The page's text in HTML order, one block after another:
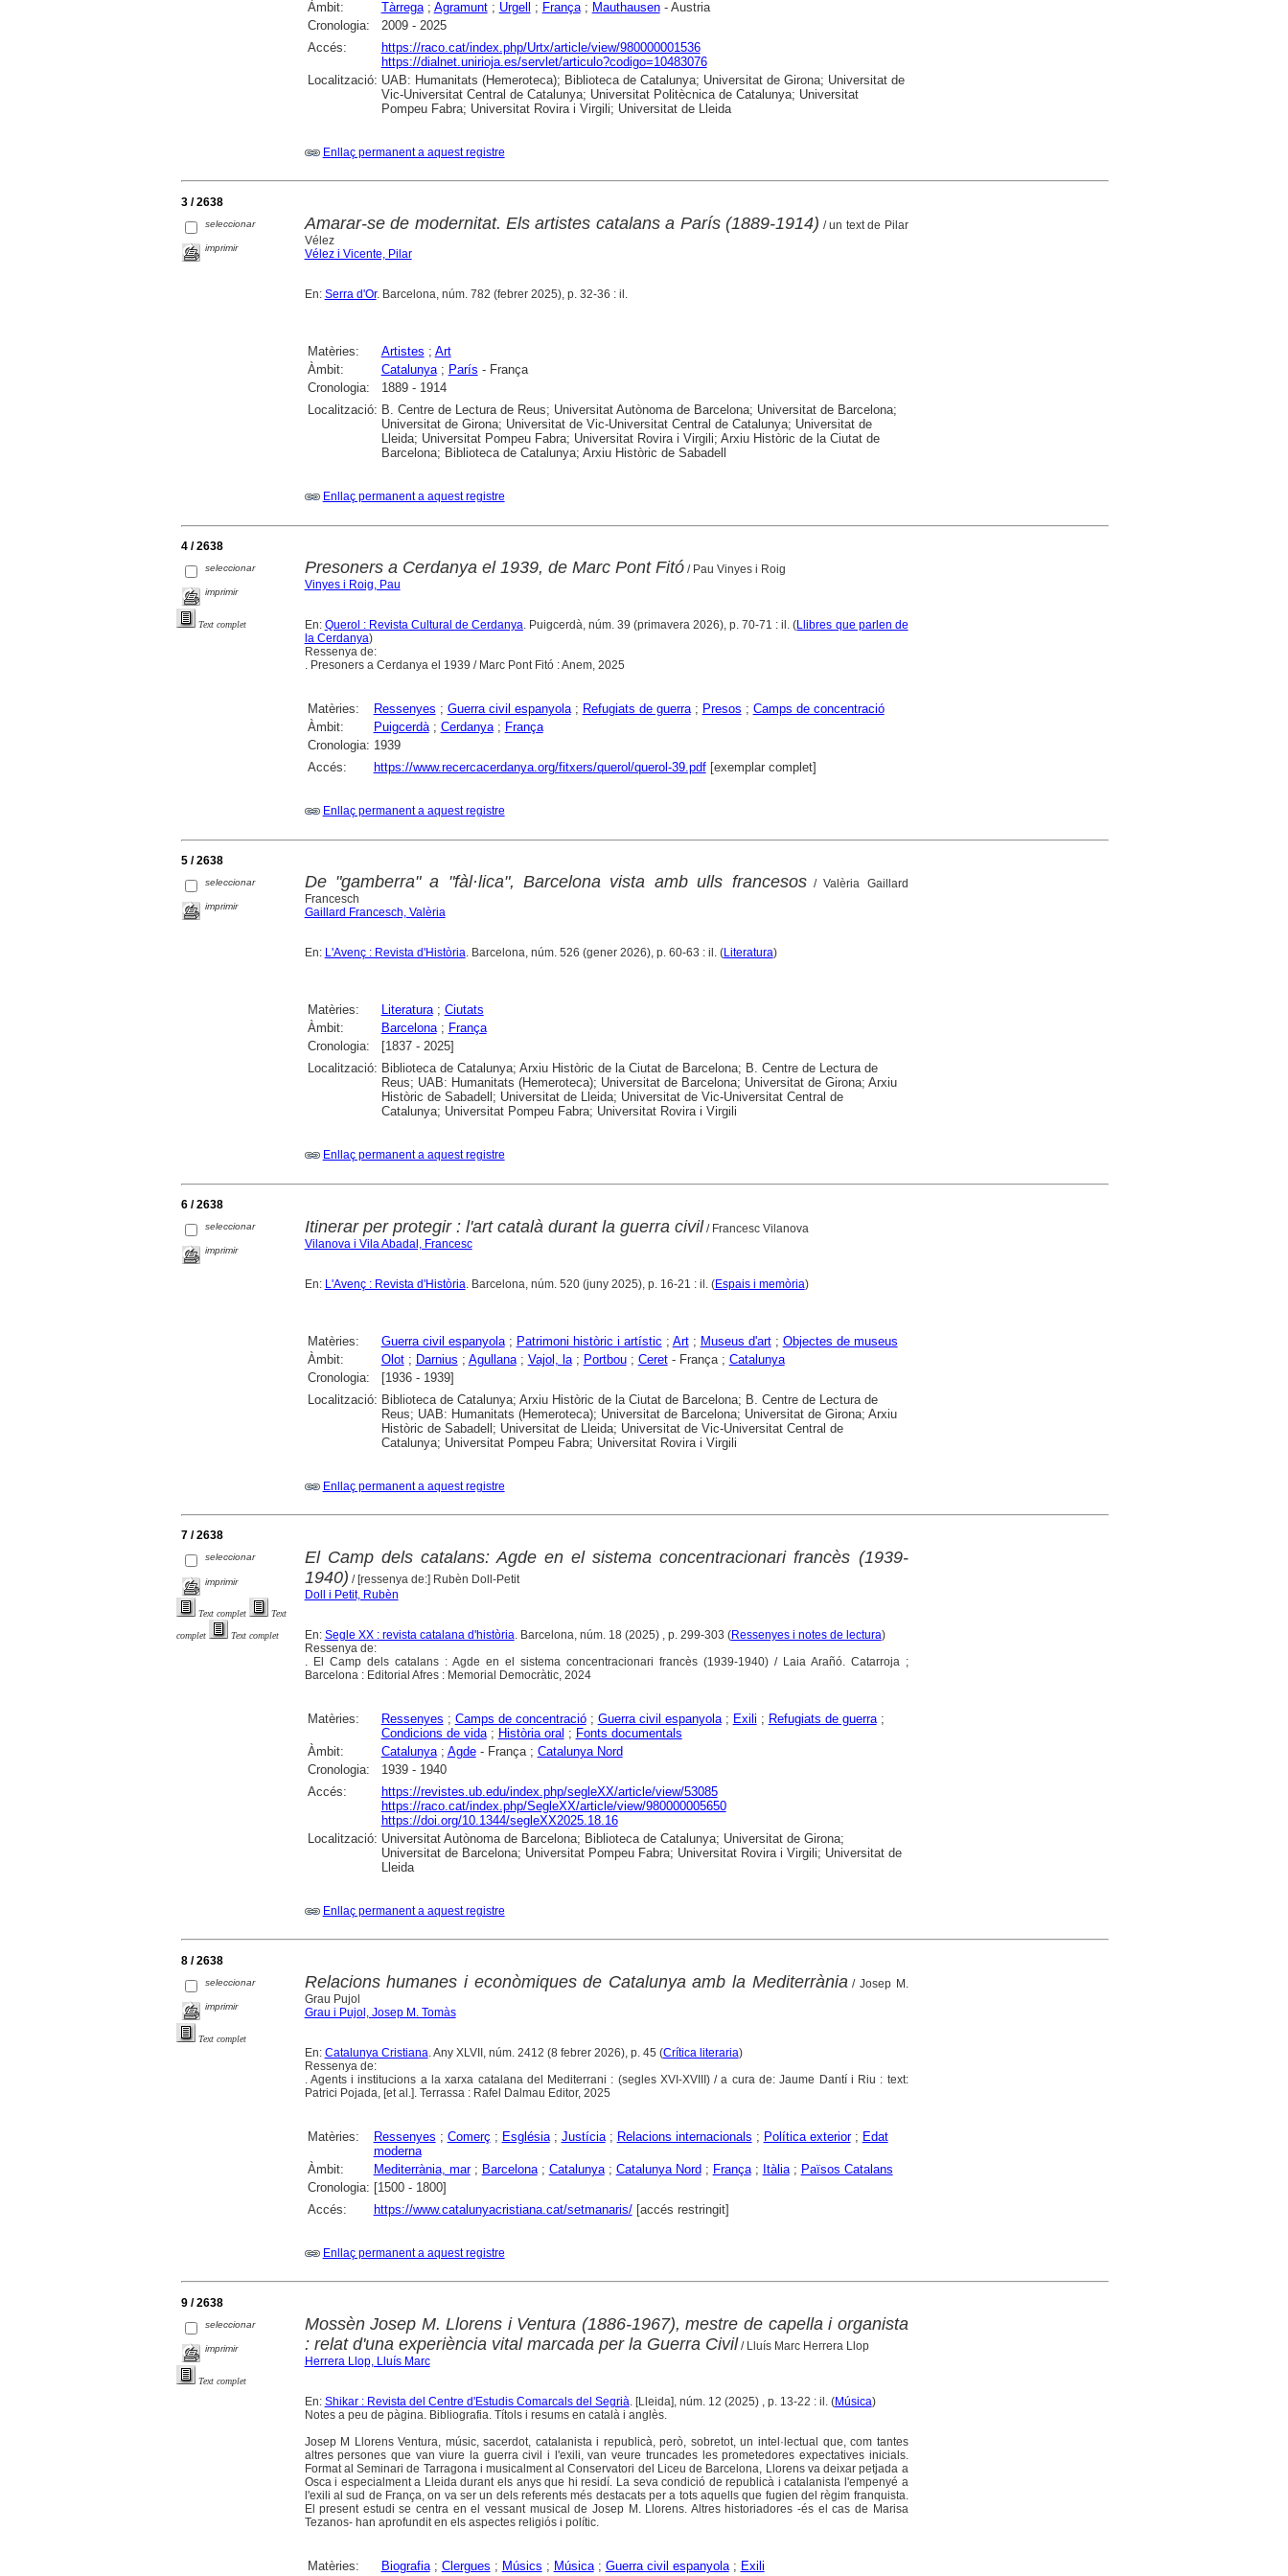
Àmbit:
Tàrrega; Agramunt; Urgell ; França; Mauthausen- Austria
Cronologia:
2009 - 2025
Accés:
https://raco.cat/index.php/Urtx/article/view/980000001536
https://dialnet.unirioja.es/servlet/articulo?codigo=10483076
Localització: UAB: Humanitats (Hemeroteca); Biblioteca de Catalunya; Universitat de Girona; Universitat de
Vic-Universitat Central de Catalunya; Universitat Politècnica de Catalunya; Universitat
Pompeu Fabra; Universitat Rovira i Virgili; Universitat de Lleida
Enllaç permanent a aquest registre
3 / 2638
seleccionar
imprimir
Amarar-se de modernitat. Els artistes catalans a París (1889-1914) / un text de Pilar
Vélez
Vélez i Vicente, Pilar
En: Serra d'Or. Barcelona, núm. 782 (febrer 2025), p. 32-36 : il.
Matèries: Artistes ; Art
Àmbit:
Catalunya; París - França
Cronologia:
1889 - 1914
Localització: B. Centre de Lectura de Reus; Universitat Autònoma de Barcelona; Universitat de Barcelona;
Universitat de Girona; Universitat de Vic-Universitat Central de Catalunya; Universitat de
Lleida; Universitat Pompeu Fabra; Universitat Rovira i Virgili; Arxiu Històric de la Ciutat de
Barcelona; Biblioteca de Catalunya; Arxiu Històric de Sabadell
Enllaç permanent a aquest registre
4 / 2638
seleccionar
imprimir
Text complet
Presoners a Cerdanya el 1939, de Marc Pont Fitó/ Pau Vinyes i Roig
Vinyes i Roig, Pau
En: Querol : Revista Cultural de Cerdanya. Puigcerdà, núm. 39 (primavera 2026), p. 70-71 : il. (Llibres que parlen de
la Cerdanya)
Ressenya de:
. Presoners a Cerdanya el 1939 / Marc Pont Fitó : Anem, 2025
Matèries: Ressenyes ; Guerra civil espanyola; Refugiats de guerra; Presos ; Camps de concentració
Àmbit:
Puigcerdà; Cerdanya; França
Cronologia: 1939
Accés:
https://www.recercacerdanya.org/fitxers/querol/querol-39.pdf[exemplar complet]
Enllaç permanent a aquest registre
5 / 2638
seleccionar
imprimir
De "gamberra" a "fàl·lica", Barcelona vista amb ulls francesos/ Valèria Gaillard
Francesch
Gaillard Francesch, Valèria
En: L'Avenç : Revista d'Història. Barcelona, núm. 526 (gener 2026), p. 60-63 : il. (Literatura)
Matèries: Literatura; Ciutats
Àmbit:
Barcelona; França
Cronologia:
[1837 - 2025]
Localització: Biblioteca de Catalunya; Arxiu Històric de la Ciutat de Barcelona; B. Centre de Lectura de
Reus; UAB: Humanitats (Hemeroteca); Universitat de Barcelona; Universitat de Girona; Arxiu
Històric de Sabadell; Universitat de Lleida; Universitat de Vic-Universitat Central de
Catalunya; Universitat Pompeu Fabra; Universitat Rovira i Virgili
Enllaç permanent a aquest registre
6 / 2638
seleccionar
imprimir
Itinerar per protegir : l'art català durant la guerra civil/ Francesc Vilanova
Vilanova i Vila Abadal, Francesc
En: L'Avenç : Revista d'Història . Barcelona, núm. 520 (juny 2025), p. 16-21 : il. (Espais i memòria)
Matèries: Guerra civil espanyola; Patrimoni històric i artístic ; Art; Museus d'art; Objectes de museus
Àmbit:
Olot; Darnius ; Agullana; Vajol, la; Portbou; Ceret- França ; Catalunya
Cronologia:
[1936 - 1939]
Localització: Biblioteca de Catalunya; Arxiu Històric de la Ciutat de Barcelona; B. Centre de Lectura de
Reus; UAB: Humanitats (Hemeroteca); Universitat de Barcelona; Universitat de Girona; Arxiu
Històric de Sabadell; Universitat de Lleida; Universitat de Vic-Universitat Central de
Catalunya; Universitat Pompeu Fabra; Universitat Rovira i Virgili
Enllaç permanent a aquest registre
7 / 2638
seleccionar
imprimir
Text complet Text
complet Text complet
El Camp dels catalans: Agde en el sistema concentracionari francès (1939-
1940) / [ressenya de:] Rubèn Doll-Petit
Doll i Petit, Rubèn
En: Segle XX : revista catalana d'història . Barcelona, núm. 18 (2025) , p. 299-303 (Ressenyes i notes de lectura)
Ressenya de:
. El Camp dels catalans : Agde en el sistema concentracionari francès (1939-1940) / Laia Arañó. Catarroja ;
Barcelona : Editorial Afres : Memorial Democràtic, 2024
Matèries: Ressenyes ; Camps de concentració; Guerra civil espanyola; Exili ; Refugiats de guerra;
Condicions de vida; Història oral ; Fonts documentals
Àmbit:
Catalunya; Agde- França ; Catalunya Nord
Cronologia:
1939 - 1940
Accés:
https://revistes.ub.edu/index.php/segleXX/article/view/53085
https://raco.cat/index.php/SegleXX/article/view/980000005650
https://doi.org/10.1344/segleXX2025.18.16
Localització: Universitat Autònoma de Barcelona; Biblioteca de Catalunya; Universitat de Girona;
Universitat de Barcelona; Universitat Pompeu Fabra; Universitat Rovira i Virgili; Universitat de
Lleida
Enllaç permanent a aquest registre
8 / 2638
seleccionar
imprimir
Text complet
Relacions humanes i econòmiques de Catalunya amb la Mediterrània / Josep M.
Grau Pujol
Grau i Pujol, Josep M. Tomàs
En: Catalunya Cristiana . Any XLVII, núm. 2412 (8 febrer 2026), p. 45 (Crítica literaria)
Ressenya de:
. Agents i institucions a la xarxa catalana del Mediterrani : (segles XVI-XVIII) / a cura de: Jaume Dantí i Riu : text:
Patrici Pojada, [et al.]. Terrassa : Rafel Dalmau Editor, 2025
Matèries: Ressenyes ; Comerç ; Església; Justícia; Relacions internacionals ; Política exterior; Edat
moderna
Àmbit:
Mediterrània, mar; Barcelona; Catalunya; Catalunya Nord ; França; Itàlia; Països Catalans
Cronologia: [1500 - 1800]
Accés:
https://www.catalunyacristiana.cat/setmanaris/[accés restringit]
Enllaç permanent a aquest registre
9 / 2638
seleccionar
imprimir
Text complet
Mossèn Josep M. Llorens i Ventura (1886-1967), mestre de capella i organista
: relat d'una experiència vital marcada per la Guerra Civil/ Lluís Marc Herrera Llop
Herrera Llop, Lluís Marc
En: Shikar : Revista del Centre d'Estudis Comarcals del Segrià. [Lleida], núm. 12 (2025) , p. 13-22 : il. (Música)
Notes a peu de pàgina. Bibliografia. Títols i resums en català i anglès.
Josep M Llorens Ventura, músic, sacerdot, catalanista i republicà, però, sobretot, un intel·lectual que, com tantes
altres persones que van viure la guerra civil i l'exili, van veure truncades les prometedores expectatives inicials.
Format al Seminari de Tarragona i musicalment al Conservatori del Liceu de Barcelona, Llorens va deixar petjada a
Osca i especialment a Lleida durant els anys que hi residí. La seva condició de republicà i catalanista l'empenyé a
l'exili al sud de França, on va ser un dels referents més destacats per a tots aquells que fugien del règim franquista.
El present estudi se centra en el vessant musical de Josep M. Llorens. Altres historiadores -és el cas de Marisa
Tezanos- han aprofundit en els aspectes religiós i polític.
Matèries: Biografia; Clergues ; Músics ; Música; Guerra civil espanyola; Exili